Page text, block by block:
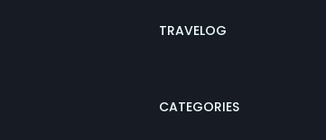
TRAVELOG
CATEGORIES